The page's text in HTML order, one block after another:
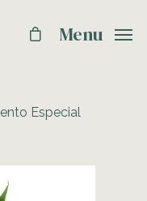
Menu
Especial